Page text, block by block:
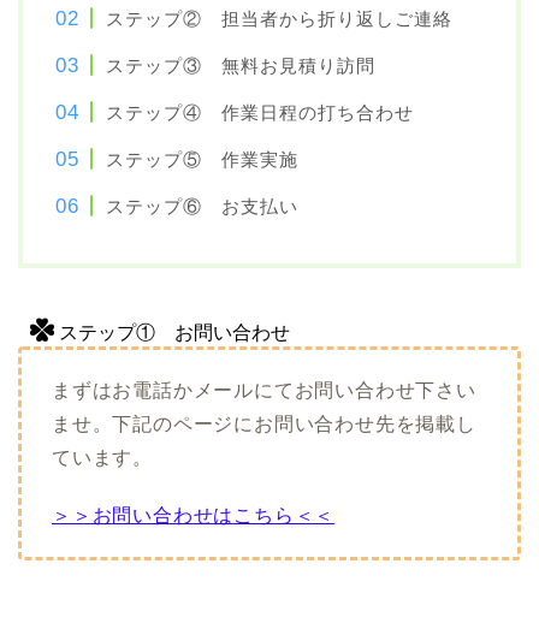
ステップ② 担当者から折り返しご連絡
ステップ③ 無料お見積り訪問
ステップ④ 作業日程の打ち合わせ
ステップ⑤ 作業実施
ステップ⑥ お支払い
ステップ① お問い合わせ
まずはお電話かメールにてお問い合わせ下さい
ませ。下記のページにお問い合わせ先を掲載し
ています。
＞＞お問い合わせはこちら＜＜